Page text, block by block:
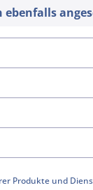
ebenfalls
Produkte und